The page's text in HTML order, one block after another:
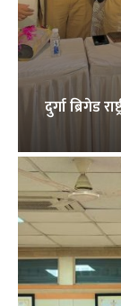
दुर्गा ब्रिगेड